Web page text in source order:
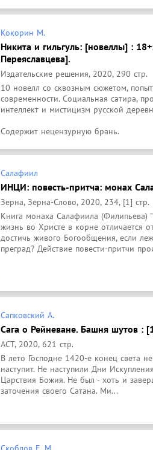
Кокорин М.
Никита и гильгуль: [новеллы] :
Переяславцева].
Издательские решения, 2020, 290 стр.
10 новелл со сквозным сюжетом,
современности. Социальная сатира,
интеллект и мистицизм русской
Содержит нецензурную брань.
Салафиил
ИНЦИ: повесть-притча: монах
Зерна, Зерна-Слово, 2020, 234, [1] стр.
Книга монаха Салафиила (Филипьева)
жизнь во Христе в корне отличается
достичь живого Богообщения, если
преград? Действие повести-притчи
Сапковский А.
Сага о Рейневане. Башня шутов :
АСТ, 2020, 621 стр.
В лето Господне 1420-е конец света
наступит. Не наступили Дни
Царствия Божия. Не был - хоть и
заточения своего Сатана. Ми...